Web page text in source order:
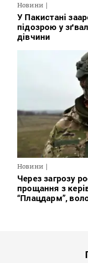
Новини
У Пакистані
підозрою у
дівчини
Новини
Через загрозу
прощання з
“Плацдарм”,